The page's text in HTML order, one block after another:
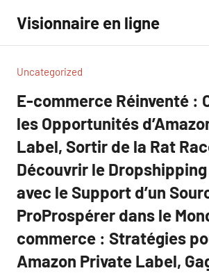
contenu
Visionnaire en ligne
Uncategorized
E-commerce Réinventé :
les Opportunités
Label, Sortir de la Rat
Découvrir le
avec le Support d’un
ProProspérer dans le
commerce : Stratégies
Amazon Private Label,